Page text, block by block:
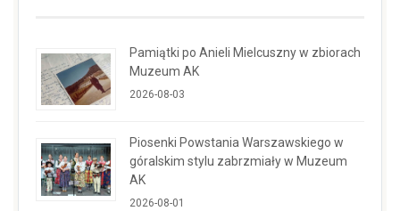
Pamiątki po Anieli Mielcuszny w zbiorach
Muzeum AK
2026-08-03
Piosenki Powstania Warszawskiego w
góralskim stylu zabrzmiały w Muzeum
AK
2026-08-01